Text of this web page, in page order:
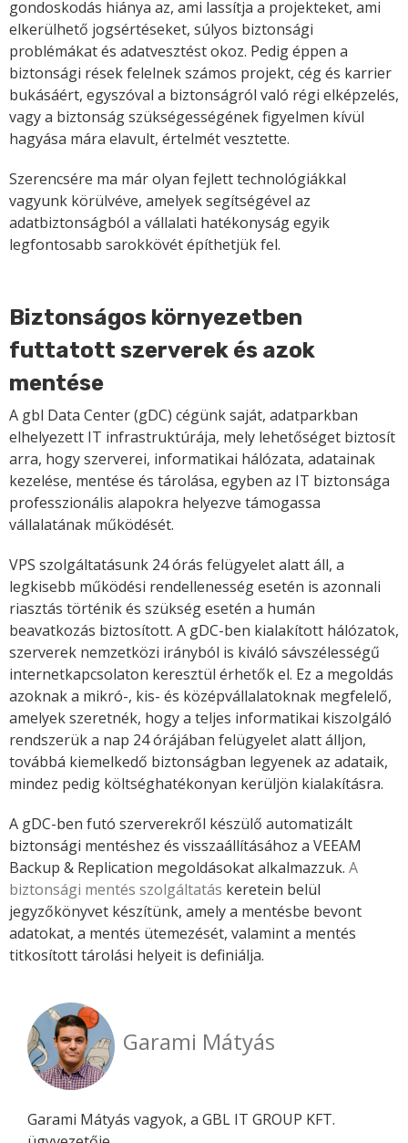
gondoskodás hiánya az, ami lassítja a projekteket, ami
elkerülhető jogsértéseket, súlyos biztonsági
problémákat és adatvesztést okoz. Pedig éppen a
biztonsági rések felelnek számos projekt, cég és karrier
bukásáért, egyszóval a biztonságról való régi elképzelés,
vagy a biztonság szükségességének figyelmen kívül
hagyása mára elavult, értelmét vesztette.
Szerencsére ma már olyan fejlett technológiákkal
vagyunk körülvéve, amelyek segítségével az
adatbiztonságból a vállalati hatékonyság egyik
legfontosabb sarokkövét építhetjük fel.
Biztonságos környezetben
futtatott szerverek és azok
mentése
A gbl Data Center (gDC) cégünk saját, adatparkban
elhelyezett IT infrastruktúrája, mely lehetőséget biztosít
arra, hogy szerverei, informatikai hálózata, adatainak
kezelése, mentése és tárolása, egyben az IT biztonsága
professzionális alapokra helyezve támogassa
vállalatának működését.
VPS szolgáltatásunk 24 órás felügyelet alatt áll, a
legkisebb működési rendellenesség esetén is azonnali
riasztás történik és szükség esetén a humán
beavatkozás biztosított. A gDC-ben kialakított hálózatok,
szerverek nemzetközi irányból is kiváló sávszélességű
internetkapcsolaton keresztül érhetők el. Ez a megoldás
azoknak a mikró-, kis- és középvállalatoknak megfelelő,
amelyek szeretnék, hogy a teljes informatikai kiszolgáló
rendszerük a nap 24 órájában felügyelet alatt álljon,
továbbá kiemelkedő biztonságban legyenek az adataik,
mindez pedig költséghatékonyan kerüljön kialakításra.
A gDC-ben futó szerverekről készülő automatizált
biztonsági mentéshez és visszaállításához a VEEAM
Backup & Replication megoldásokat alkalmazzuk. A
biztonsági mentés szolgáltatás keretein belül
jegyzőkönyvet készítünk, amely a mentésbe bevont
adatokat, a mentés ütemezését, valamint a mentés
titkosított tárolási helyeit is definiálja.
Garami Mátyás
Garami Mátyás vagyok, a GBL IT GROUP KFT.